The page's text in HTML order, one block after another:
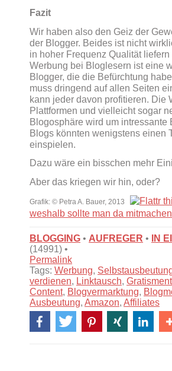
Fazit
Wir haben also den Geiz der
der Blogger. Beides ist nicht
in hoher Frequenz Qualität
Werbung bei Bloglesern ist eine
Blogger, die die Befürchtung
muss dringend auf allen Seiten
kann jeder davon profitieren. Die
Plattformen und vielleicht sogar
Blogosphäre wird um
Blogs könnten wenigstens einen
einspielen.
Dazu wäre ein bisschen mehr
Aber das kriegen wir hin, oder?
Grafik: © Petra A. Bauer, 2013
weshalb sollte man da
BLOGGING • AUFREGER •
IN
(14991) •
Permalink
Tags: Werbung,
verdienen, Linktausch,
Content, Blogvermarktung,
Ausbeutung, Amazon, Affiliates